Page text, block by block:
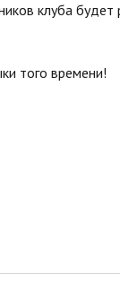
клуба будет
того времени!